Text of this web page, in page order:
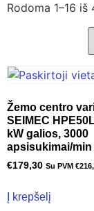
Rodoma 1–16 iš
Žemo centro
SEIMEC
kW galios, 3000
apsisukimai/min
€179,30 Su PVM €
Į krepšelį